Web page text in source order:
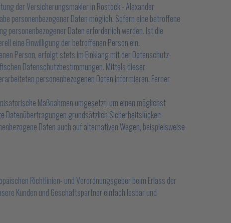
der Versicherungsmakler in Rostock - Alexander
personenbezogener Daten möglich. Sofern eine betroffene
personenbezogener Daten erforderlich werden. Ist die
eine Einwilligung der betroffenen Person ein.
Person, erfolgt stets im Einklang mit der Datenschutz-
Datenschutzbestimmungen. Mittels dieser
personenbezogenen Daten informieren. Ferner
Maßnahmen umgesetzt, um einen möglichst
Datenübertragungen grundsätzlich Sicherheitslücken
Daten auch auf alternativen Wegen, beispielsweise
Richtlinien- und Verordnungsgeber beim Erlass der
Kunden und Geschäftspartner einfach lesbar und